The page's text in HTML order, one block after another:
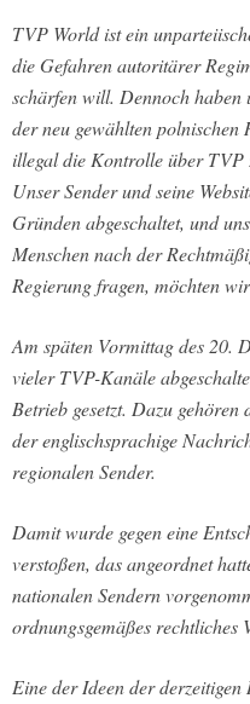
TVP World ist ein
die Gefahren autoritärer
schärfen will. Dennoch haben
der neu gewählten
illegal die Kontrolle über TVP
Unser Sender und seine
Gründen abgeschaltet, und
Menschen nach der
Regierung fragen, möchten
Am späten Vormittag des 20.
vieler TVP-Kanäle
Betrieb gesetzt. Dazu
der englischsprachige
regionalen Sender.
Damit wurde gegen eine
verstoßen, das angeordnet
nationalen Sendern
ordnungsgemäßes rechtliches
Eine der Ideen der